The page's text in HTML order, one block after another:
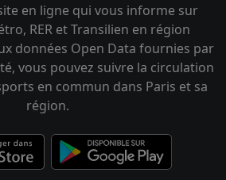
en ligne qui vous informe sur
RER et Transilien en région
données Open Data fournies par
vous pouvez suivre la circulation
en commun dans Paris et sa
région.